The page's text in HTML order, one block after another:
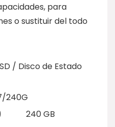
para
o sustituir del todo
/ Disco de Estado
240 GB